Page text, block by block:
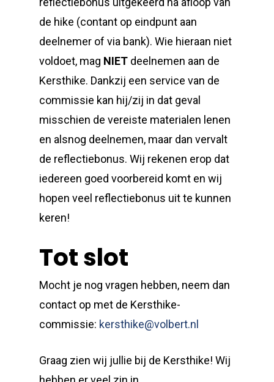
de hike (contant op eindpunt aan
deelnemer of via bank). Wie hieraan niet
voldoet, mag NIET deelnemen aan de
Kersthike. Dankzij een service van de
commissie kan hij/zij in dat geval
misschien de vereiste materialen lenen
en alsnog deelnemen, maar dan vervalt
de reflectiebonus. Wij rekenen erop dat
iedereen goed voorbereid komt en wij
hopen veel reflectiebonus uit te kunnen
keren!
Tot slot
Mocht je nog vragen hebben, neem dan
contact op met de Kersthike-
commissie: kersthike@volbert.nl
Graag zien wij jullie bij de Kersthike! Wij